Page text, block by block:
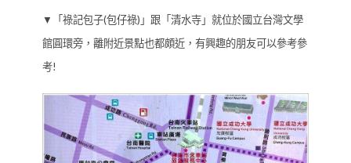
▼「祿記包子(包仔祿)」跟「清水寺」就位於國立台灣文學
館圓環旁，離附近景點也都頗近，有興趣的朋友可以參考參
考!